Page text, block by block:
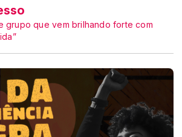
grupo que vem brilhando forte com